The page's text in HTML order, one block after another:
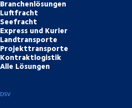
Branchenlösungen
Luftfracht
Seefracht
Express und Kurier
Landtransporte
Projekttransporte
Kontraktlogistik
Alle Lösungen
DSV